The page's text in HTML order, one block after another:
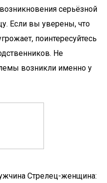
серьёзной
Если вы уверены, что
поинтересуйтесь
Не
возникли именно у
Стрелец-женщина: